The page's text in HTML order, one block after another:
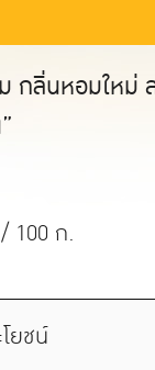
กลิ่นหอมใหม่
100 ก.
ยชน์